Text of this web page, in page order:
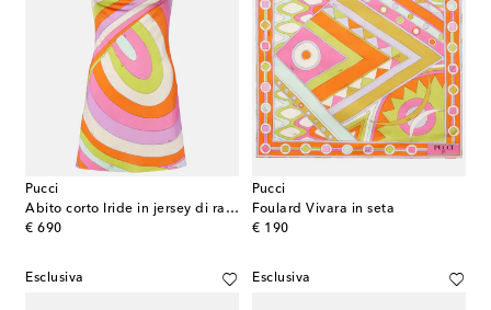
Pucci
Abito corto Iride in jersey di raso
€ 690
original price
Pucci
Foulard Vivara in seta
€ 190
original price
Esclusiva Esclusiva